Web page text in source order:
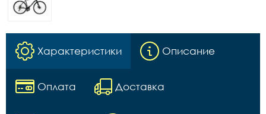
Характеристики Описание
Оплата Доставка